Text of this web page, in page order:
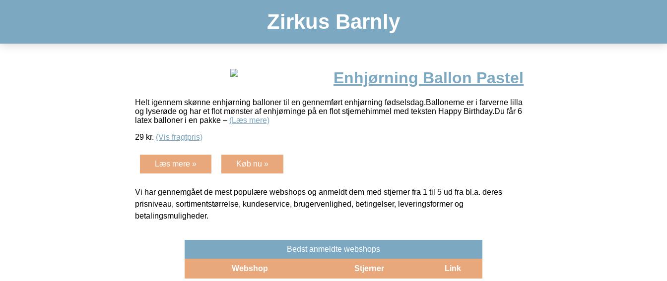
Zirkus Barnly
Enhjørning Ballon Pastel
Helt igennem skønne enhjørning balloner til en gennemført enhjørning fødselsdag.Ballonerne er i farverne lilla
og lyserøde og har et flot mønster af enhjørninge på en flot stjernehimmel med teksten Happy Birthday.Du får 6
latex balloner i en pakke – (Læs mere)
29 kr. (Vis fragtpris)
Læs mere » Køb nu »
Vi har gennemgået de mest populære webshops og anmeldt dem med stjerner fra 1 til 5 ud fra bl.a. deres
prisniveau, sortimentstørrelse, kundeservice, brugervenlighed, betingelser, leveringsformer og
betalingsmuligheder.
Bedst anmeldte webshops
Webshop Stjerner Link